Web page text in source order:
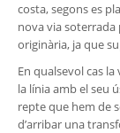
costa, segons es
nova via soterrada
originària, ja que
En qualsevol cas
la línia amb el seu
repte que hem de
d’arribar una